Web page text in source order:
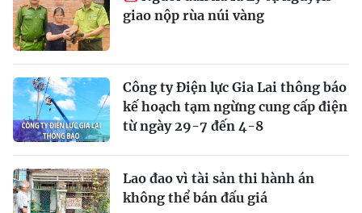
giao nộp rùa núi vàng
Công ty Điện lực Gia Lai thông báo
kế hoạch tạm ngừng cung cấp điện
từ ngày 29-7 đến 4-8
Lao đao vì tài sản thi hành án
không thể bán đấu giá